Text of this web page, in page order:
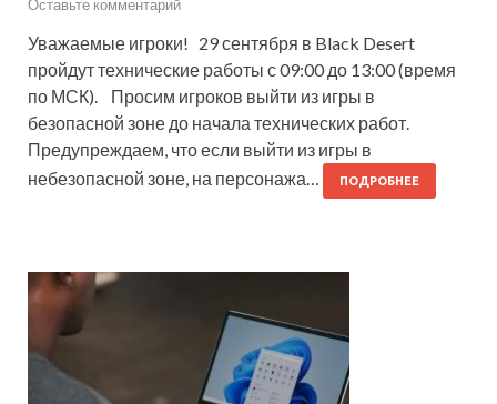
Оставьте комментарий
Уважаемые игроки! 29 сентября в Black Desert
пройдут технические работы с 09:00 до 13:00 (время
по МСК). Просим игроков выйти из игры в
безопасной зоне до начала технических работ.
Предупреждаем, что если выйти из игры в
небезопасной зоне, на персонажа…
ПОДРОБНЕЕ